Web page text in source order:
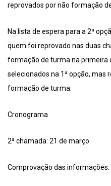
reprovados por não formação
Na lista de espera para a 2ª
quem foi reprovado nas duas
formação de turma na primeira
selecionados na 1ª opção, mas
formação de turma.
Cronograma
2ª chamada: 21 de março
Comprovação das informações: